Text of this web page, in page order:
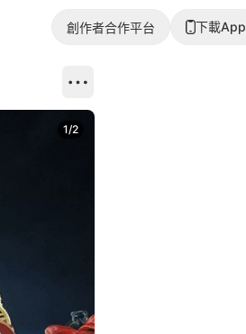
創作者合作平台 下載App
1/2